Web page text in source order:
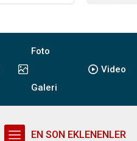
Foto
Galeri
Video
EN SON EKLENENLER